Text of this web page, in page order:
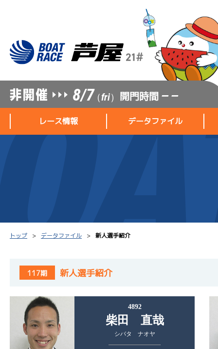
8/7（fri） 開門時間 — —
レース情報
レース結果一覧
出走表PDF
データファイル
ボートデータ
出目データ
トップ データファイル 新人選手紹介
117期 新人選手紹介
4892
柴田 直哉
シバタ ナオヤ